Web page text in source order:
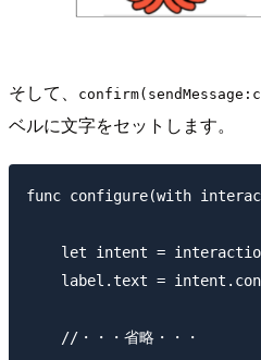
そして、
ベルに文字をセットします。
func configure(with
let intent =
label.text =
    //・・・省略・・・